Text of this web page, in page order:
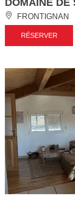
DOMAINE DE
FRONTIGNAN
RÉSERVER